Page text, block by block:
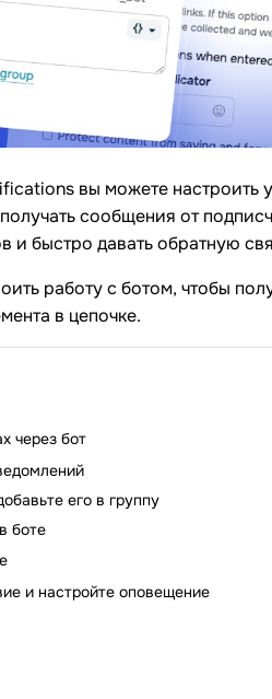
вы можете настроить
сообщения от
и быстро давать обратную
работу с ботом, чтобы
в цепочке.
через бот
его в группу
боте
и настройте оповещение